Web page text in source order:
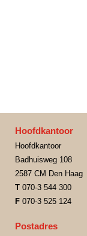
Hoofdkantoor
Hoofdkantoor
Badhuisweg 108
2587 CM Den Haag
T 070-3 544 300
F 070-3 525 124
Postadres